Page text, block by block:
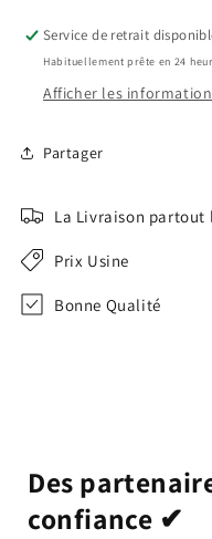
Service de retrait
Habituellement prête en 24
Afficher les
Partager
La Livraison partout
Prix Usine
Bonne Qualité
Des
confiance ✔